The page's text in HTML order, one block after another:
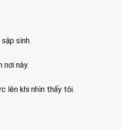
sình.
này.
lên khi nhìn thấy tôi.